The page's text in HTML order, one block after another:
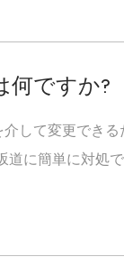
何ですか?
して変更でき
に簡単に対処で